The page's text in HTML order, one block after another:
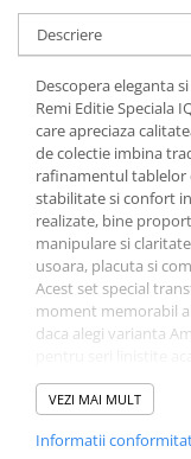
Dragon Ball
Pokemon
One Piece
Lord of The Rings
Naruto Shippuden
Sailor Moon
Harry Potter
Star Trek
Fallout
Stranger Things
Collectibles
KPop Demon Hunters
Retro Arcade –
Descriere
Descopera eleganta
Remi Editie Speciala
care apreciaza
de colectie imbina
rafinamentul tablelor
stabilitate si confort
realizate, bine
manipulare si
usoara, placuta si
Acest set special
moment memorabil
daca alegi varianta
momente de
ideal in orice ocazie.
generatii intregi.
VEZI MAI MULT
Informatii